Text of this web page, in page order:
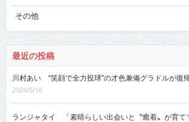
その他
最近の投稿
川村あい “笑顔で全力投球”の才色兼備グラドルが復
2024/5/16
ランジャタイ 「素晴らしい出会いと〝癒着〟が育て